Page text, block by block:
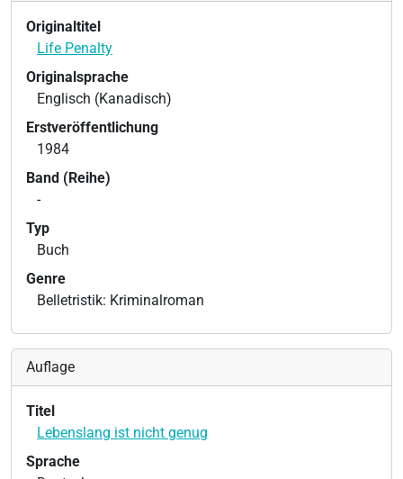
Originaltitel
Life Penalty
Originalsprache
Englisch (Kanadisch)
Erstveröffentlichung
1984
Band (Reihe)
-
Typ
Buch
Genre
Belletristik: Kriminalroman
Auflage
Titel
Lebenslang ist nicht genug
Sprache